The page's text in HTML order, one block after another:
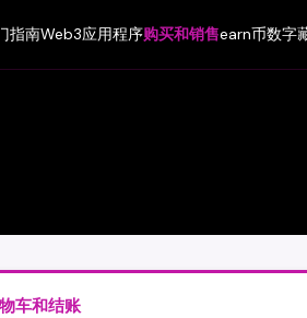
指南Web3应用程序购买和销售earn币数字
车和结账